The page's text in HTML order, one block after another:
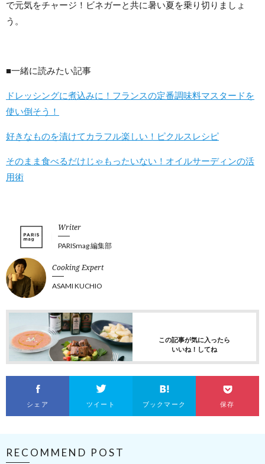
で元気をチャージ！ビネガーと共に暑い夏を乗り切りましょ
う。
■一緒に読みたい記事
ドレッシングに煮込みに！フランスの定番調味料マスタードを
使い倒そう！
好きなものを漬けてカラフル楽しい！ピクルスレシピ
そのまま食べるだけじゃもったいない！オイルサーディンの活
用術
Writer
PARISmag 編集部
Cooking Expert
ASAMI KUCHIO
この記事が気に入ったら
いいね！してね
シェア ツイート ブックマーク 保存
RECOMMEND POST